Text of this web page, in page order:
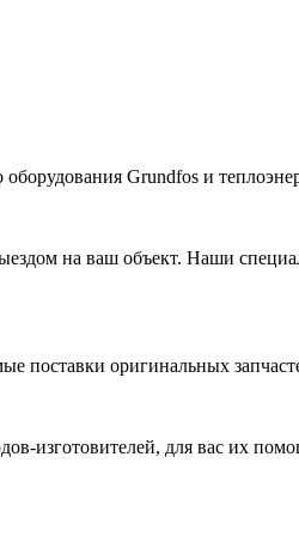
Grundfos и
на ваш объект. Наши
поставки оригинальных
изготовителей, для вас их